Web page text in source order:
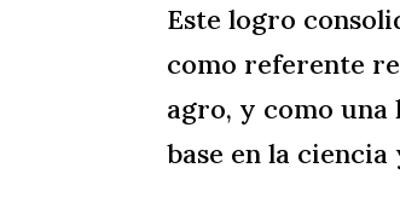
Este logro
como referente
agro, y como
base en la